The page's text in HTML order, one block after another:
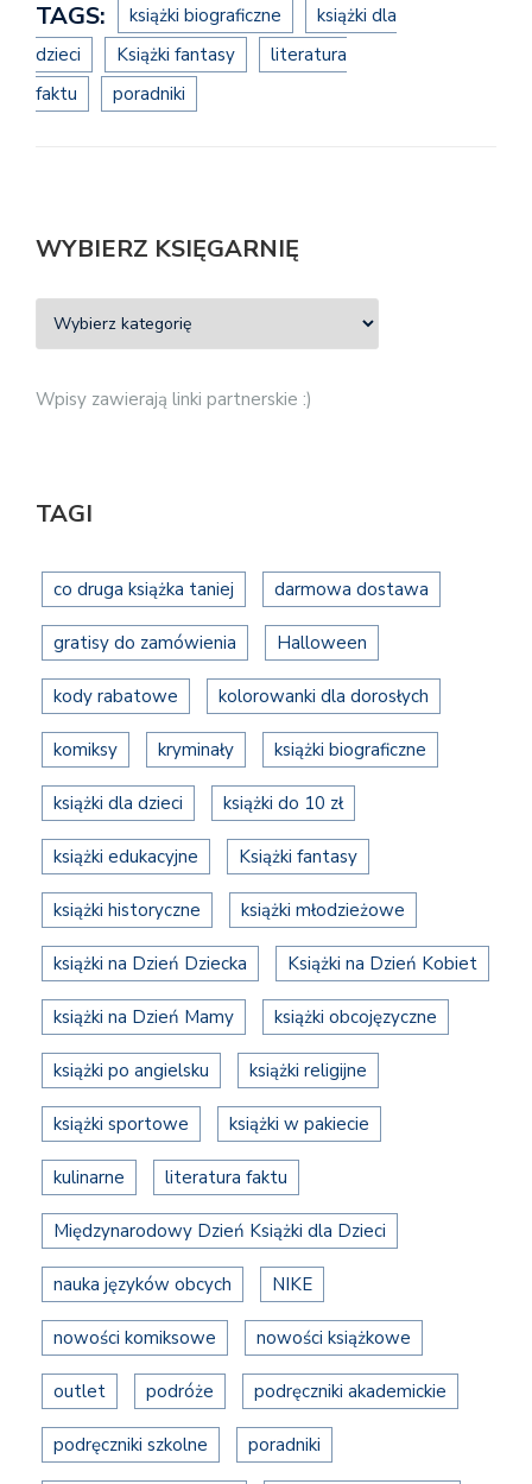
TAGS: książki biograficzne
książki dla
dzieci
Książki fantasy
literatura
faktu
poradniki
WYBIERZ KSIĘGARNIĘ
Wpisy zawierają linki partnerskie :)
TAGI
co druga książka taniej darmowa dostawa
gratisy do zamówienia Halloween
kody rabatowe kolorowanki dla dorosłych
komiksy kryminały książki biograficzne
książki dla dzieci książki do 10 zł
książki edukacyjne Książki fantasy
książki historyczne książki młodzieżowe
książki na Dzień Dziecka Książki na Dzień Kobiet
książki na Dzień Mamy książki obcojęzyczne
książki po angielsku książki religijne
książki sportowe książki w pakiecie
kulinarne literatura faktu
Międzynarodowy Dzień Książki dla Dzieci
nauka języków obcych NIKE
nowości komiksowe nowości książkowe
outlet podróże podręczniki akademickie
podręczniki szkolne poradniki